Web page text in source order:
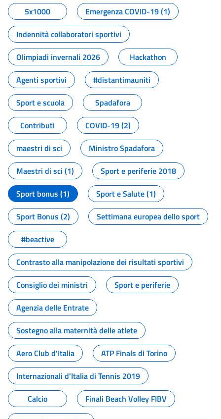
5x1000
Emergenza COVID-19 (1)
Indennità collaboratori sportivi
Olimpiadi invernali 2026
Hackathon
Agenti sportivi
#distantimauniti
Sport e scuola
Spadafora
Contributi
COVID-19 (2)
maestri di sci
Ministro Spadafora
Maestri di sci (1)
Sport e periferie 2018
Sport bonus (1)
Sport e Salute (1)
Sport Bonus (2)
Settimana europea dello sport
#beactive
Contrasto alla manipolazione dei risultati sportivi
Consiglio dei ministri
Sport e periferie
Agenzia delle Entrate
Sostegno alla maternità delle atlete
Aero Club d'Italia
ATP Finals di Torino
Internazionali d'Italia di Tennis 2019
Calcio
Finali Beach Volley FIBV